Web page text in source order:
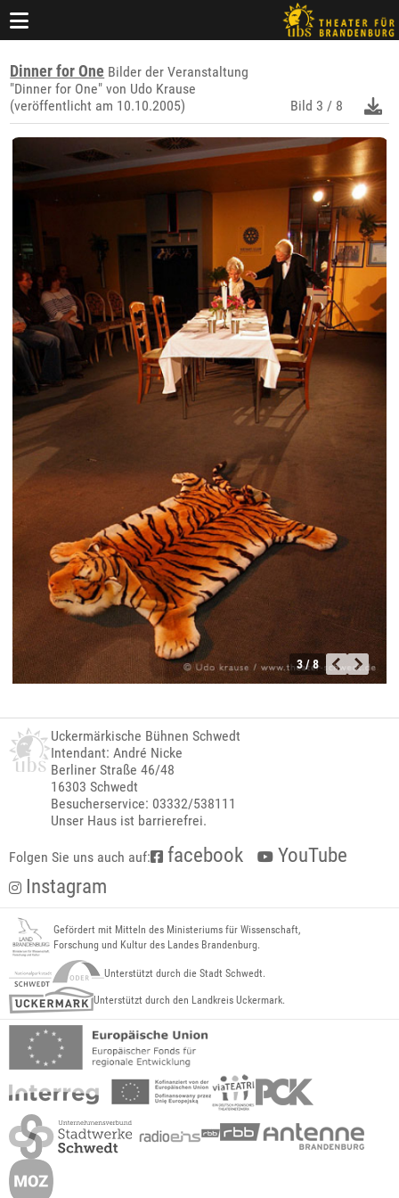
Dinner for One Bilder der Veranstaltung
"Dinner for One" von Udo Krause
(veröffentlicht am 10.10.2005)
Bild 3 / 8
3 / 8
Uckermärkische Bühnen Schwedt
Intendant: André Nicke
Berliner Straße 46/48
16303 Schwedt
Besucherservice: 03332/538111
Unser Haus ist barrierefrei.
Folgen Sie uns auch auf: facebook
YouTube
Instagram
Gefördert mit Mitteln des Ministeriums für Wissenschaft,
Forschung und Kultur des Landes Brandenburg.
Unterstützt durch die Stadt Schwedt.
Unterstützt durch den Landkreis Uckermark.